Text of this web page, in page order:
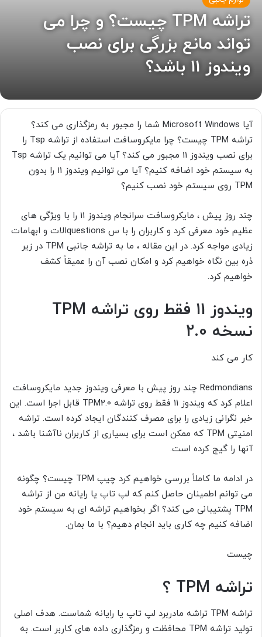
تراشه TPM چیست؟ و چرا می
تواند مانع بزرگی برای نصب
ویندوز 11 باشد؟
آیا Microsoft Windows شما را مجبور به رمزگذاری می کند؟
تراشه TPM
چیست؟ چرا مایکروسافت استفاده از تراشه Tsp
را
برای نصب ویندوز 11 مجبور می کند؟ آیا می توانیم یک تراشه Tsp
به سیستم خود اضافه کنیم؟ آیا می توانیم ویندوز 11 را بدون
TPM روی سیستم خود نصب کنیم؟
چند روز پیش ، مایکروسافت سرانجام ویندوز 11 را با ویژگی های
عظیم خود معرفی کرد و کاربران را با س questionsالات و ابهامات
زیادی مواجه کرد. در این مقاله ، ما به تراشه جانبی TPM در زیر
ذره بین نگاه خواهیم کرد و امکان نصب آن را عمیقاً کشف
خواهیم کرد.
ویندوز 11 فقط روی تراشه TPM
نسخه 2.0
کار می کند
Redmondians چند روز پیش با معرفی ویندوز جدید مایکروسافت
اعلام کرد که ویندوز 11 فقط روی تراشه TPM2.0
قابل اجرا است. این
خبر نگرانی زیادی را برای مصرف کنندگان ایجاد کرده است. تراشه
امنیتی TPM
که ممکن است برای بسیاری از کاربران ناآشنا باشد ،
آنها را گیج کرده است.
در ادامه ما کاملاً بررسی خواهیم کرد چیپ TPM
چیست؟ چگونه
می توانم اطمینان حاصل کنم که لپ تاپ یا رایانه من از تراشه
TPM پشتیبانی می کند؟ اگر بخواهیم تراشه ای به سیستم خود
اضافه کنیم چه کاری باید انجام دهیم؟ با ما بمان.
چیست
تراشه TPM ؟
تراشه TPM
تراشه مادربرد لپ تاپ یا رایانه شماست. هدف اصلی
تولید تراشه TPM
محافظت و رمزگذاری داده های کاربر است. به